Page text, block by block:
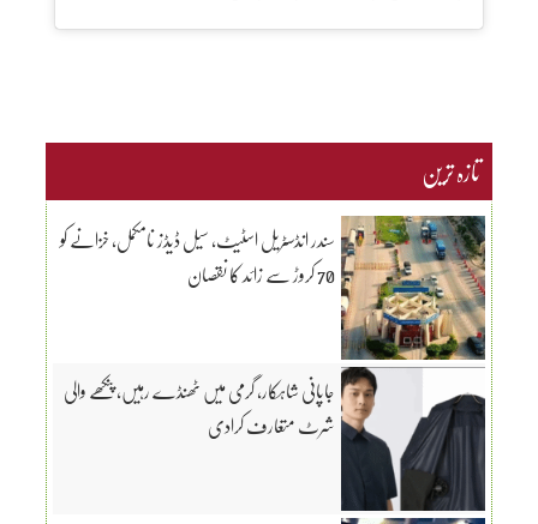
تازہ ترین
سندر انڈسٹریل اسٹیٹ، سیل ڈیڈز نامکمل، خزانے کو
70 کروڑ سے زائد کا نقصان
جاپانی شاہکار، گرمی میں ٹھنڈے رہیں، پنکھے والی
شرٹ متعارف کرادی